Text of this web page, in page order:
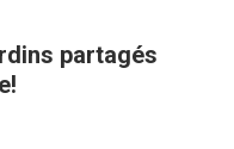
partagés